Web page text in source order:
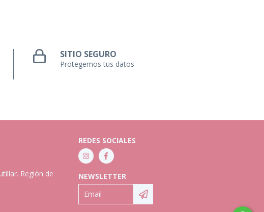
SITIO SEGURO
Protegemos tus datos
Región de
REDES SOCIALES
NEWSLETTER